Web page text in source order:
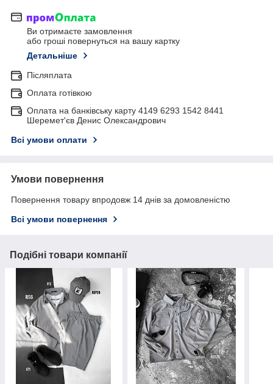
Ви отримаєте замовлення
або гроші повернуться на вашу картку
Детальніше
Післяплата
Оплата готівкою
Оплата на банківську карту 4149 6293 1542 8441
Шеремет'єв Денис Олександрович
Всі умови оплати
Умови повернення
Повернення товару впродовж 14 днів за домовленістю
Всі умови повернення
Подібні товари компанії